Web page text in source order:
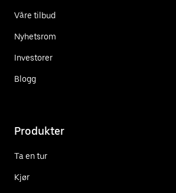
Våre tilbud
Nyhetsrom
Investorer
Blogg
Produkter
Ta en tur
Kjør